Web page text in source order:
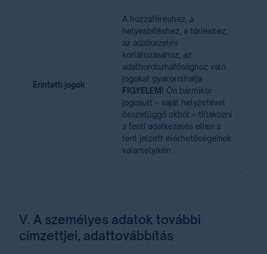
Érintetti jogok
A hozzáféréshez, a
helyesbítéshez, a törléshez,
az adatkezelés
korlátozásához, az
adathordozhatósághoz való
jogokat gyakorolhatja
FIGYELEM! Ön bármikor
jogosult – saját helyzetével
összefüggő okból – tiltakozni
a fenti adatkezelés ellen a
fent jelzett elérhetőségeinek
valamelyikén.
V. A személyes adatok további
címzettjei, adattovábbítás